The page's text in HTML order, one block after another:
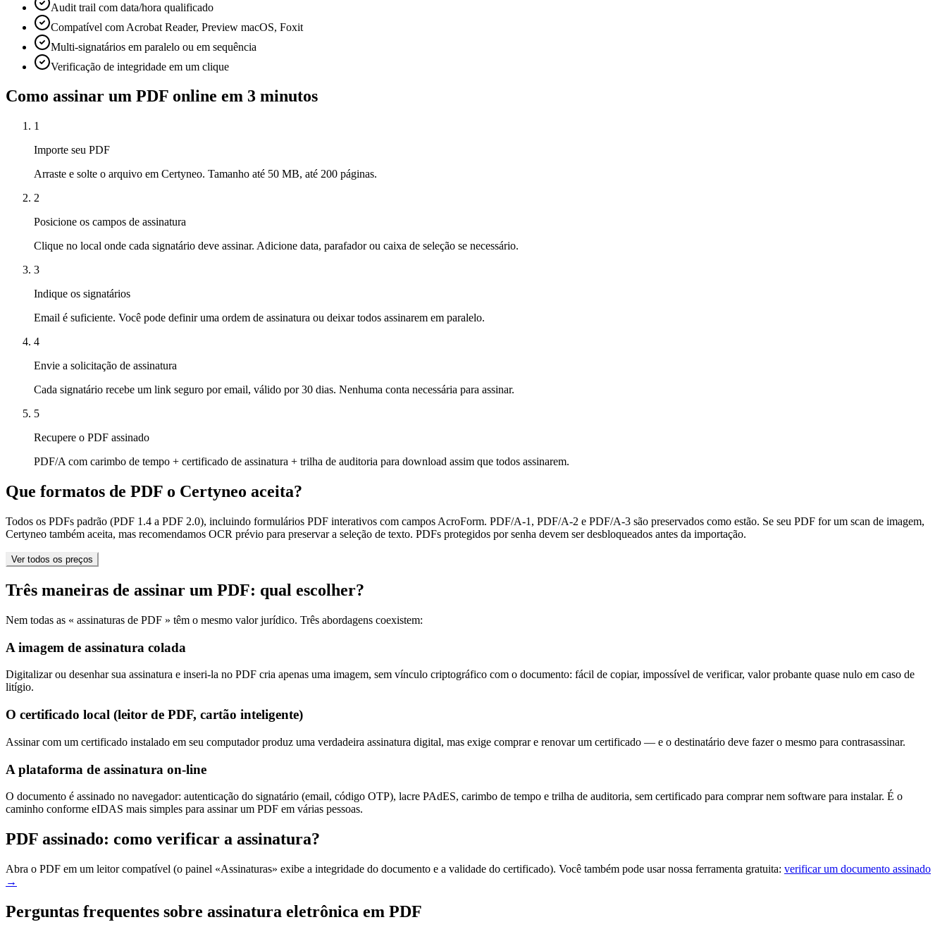
Audit trail com data/hora qualificado
Compatível com Acrobat Reader, Preview macOS, Foxit
Multi-signatários em paralelo ou em sequência
Verificação de integridade em um clique
Como assinar um PDF online em 3 minutos
1
Importe seu PDF
Arraste e solte o arquivo em Certyneo. Tamanho até 50 MB, até 200 páginas.
2
Posicione os campos de assinatura
Clique no local onde cada signatário deve assinar. Adicione data, parafador ou caixa de seleção se necessário.
3
Indique os signatários
Email é suficiente. Você pode definir uma ordem de assinatura ou deixar todos assinarem em paralelo.
4
Envie a solicitação de assinatura
Cada signatário recebe um link seguro por email, válido por 30 dias. Nenhuma conta necessária para assinar.
5
Recupere o PDF assinado
PDF/A com carimbo de tempo + certificado de assinatura + trilha de auditoria para download assim que todos assinarem.
Que formatos de PDF o Certyneo aceita?
Todos os PDFs padrão (PDF 1.4 a PDF 2.0), incluindo formulários PDF interativos com campos AcroForm. PDF/A-1, PDF/A-2 e PDF/A-3 são preservados como estão. Se seu PDF for um scan de imagem,
Certyneo também aceita, mas recomendamos OCR prévio para preservar a seleção de texto. PDFs protegidos por senha devem ser desbloqueados antes da importação.
Ver todos os preços
Três maneiras de assinar um PDF: qual escolher?
Nem todas as « assinaturas de PDF » têm o mesmo valor jurídico. Três abordagens coexistem:
A imagem de assinatura colada
Digitalizar ou desenhar sua assinatura e inseri-la no PDF cria apenas uma imagem, sem vínculo criptográfico com o documento: fácil de copiar, impossível de verificar, valor probante quase nulo em caso de
litígio.
O certificado local (leitor de PDF, cartão inteligente)
Assinar com um certificado instalado em seu computador produz uma verdadeira assinatura digital, mas exige comprar e renovar um certificado — e o destinatário deve fazer o mesmo para contrasassinar.
A plataforma de assinatura on-line
O documento é assinado no navegador: autenticação do signatário (email, código OTP), lacre PAdES, carimbo de tempo e trilha de auditoria, sem certificado para comprar nem software para instalar. É o
caminho conforme eIDAS mais simples para assinar um PDF em várias pessoas.
PDF assinado: como verificar a assinatura?
Abra o PDF em um leitor compatível (o painel «Assinaturas» exibe a integridade do documento e a validade do certificado). Você também pode usar nossa ferramenta gratuita: verificar um documento assinado
→
Perguntas frequentes sobre assinatura eletrônica em PDF